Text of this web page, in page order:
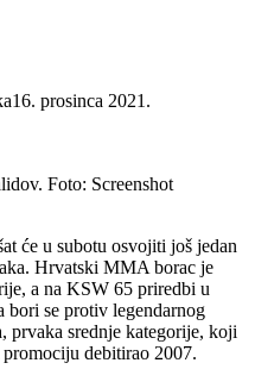
16. prosinca 2021.
Foto: Screenshot
će u subotu osvojiti još jedan
Hrvatski MMA borac je
a na KSW 65 priredbi u
se protiv legendarnog
prvaka srednje kategorije, koji
debitirao 2007.